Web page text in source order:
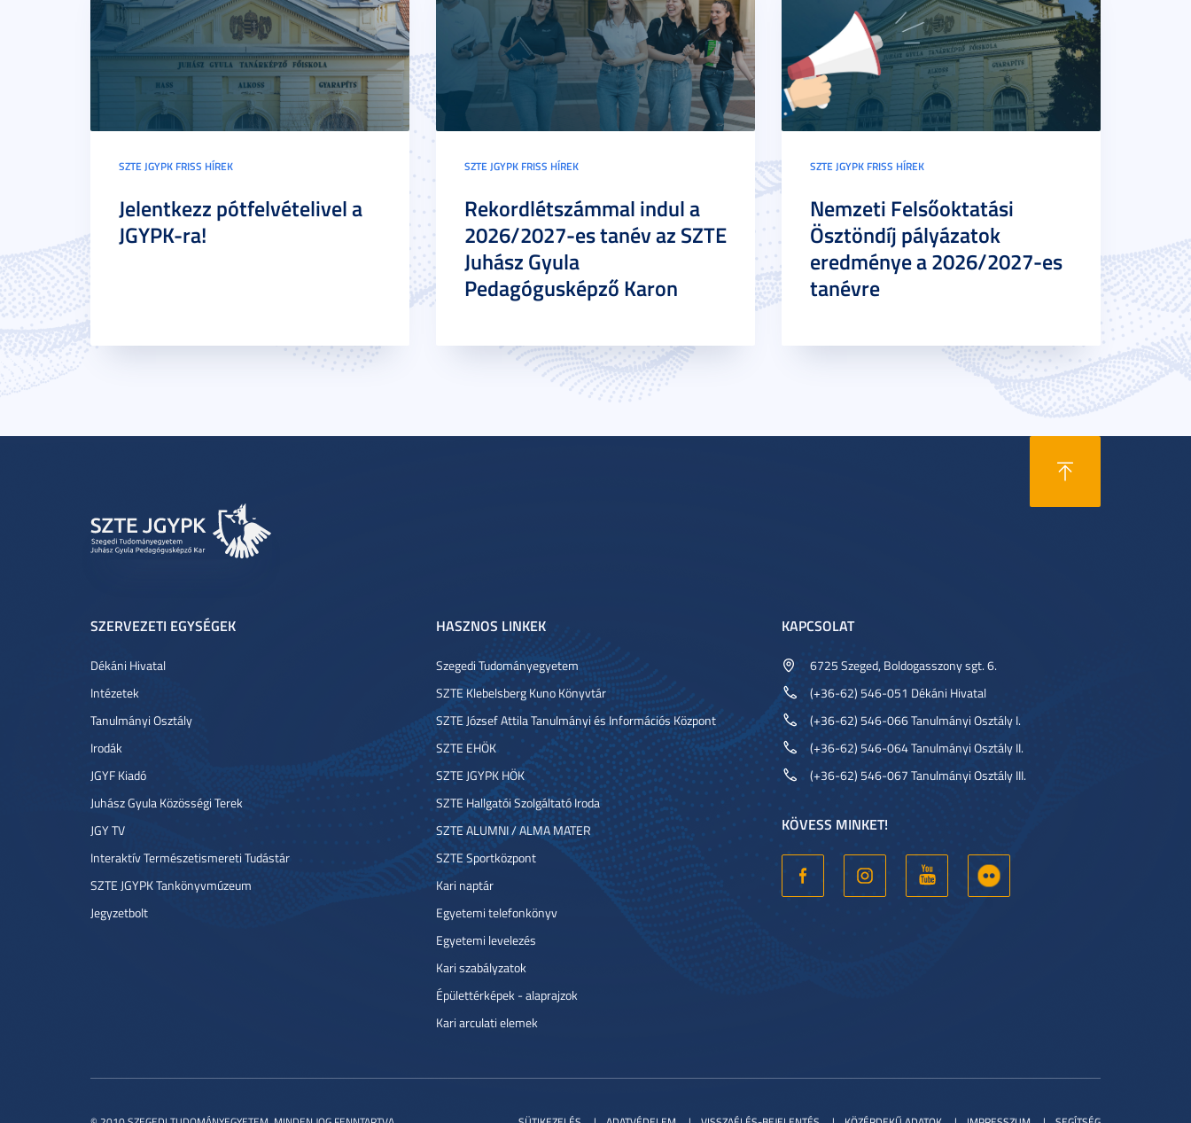
SZTE JGYPK FRISS HÍREK
Jelentkezz pótfelvételivel a
JGYPK-ra!
SZTE JGYPK FRISS HÍREK
Rekordlétszámmal indul a
2026/2027-es tanév az SZTE
Juhász Gyula
Pedagógusképző Karon
SZTE JGYPK FRISS HÍREK
Nemzeti Felsőoktatási
Ösztöndíj pályázatok
eredménye a 2026/2027-es
tanévre
SZERVEZETI EGYSÉGEK
Dékáni Hivatal
Intézetek
Tanulmányi Osztály
Irodák
JGYF Kiadó
Juhász Gyula Közösségi Terek
JGY TV
Interaktív Természetismereti Tudástár
SZTE JGYPK Tankönyvmúzeum
Jegyzetbolt
HASZNOS LINKEK
Szegedi Tudományegyetem
SZTE Klebelsberg Kuno Könyvtár
SZTE József Attila Tanulmányi és Információs Központ
SZTE EHÖK
SZTE JGYPK HÖK
SZTE Hallgatói Szolgáltató Iroda
SZTE ALUMNI / ALMA MATER
SZTE Sportközpont
Kari naptár
Egyetemi telefonkönyv
Egyetemi levelezés
Kari szabályzatok
Épülettérképek - alaprajzok
Kari arculati elemek
KAPCSOLAT
6725 Szeged, Boldogasszony sgt. 6.
(+36-62) 546-051 Dékáni Hivatal
(+36-62) 546-066 Tanulmányi Osztály I.
(+36-62) 546-064 Tanulmányi Osztály II.
(+36-62) 546-067 Tanulmányi Osztály III.
KÖVESS MINKET!